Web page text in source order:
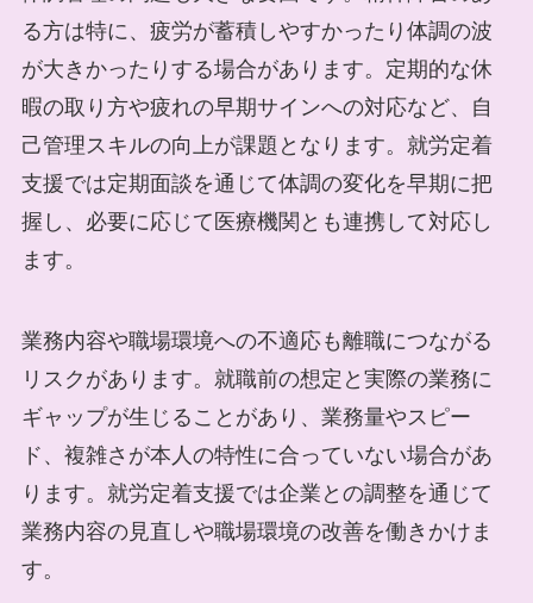
る方は特に、疲労が蓄積しやすかったり体調の波
が大きかったりする場合があります。定期的な休
暇の取り方や疲れの早期サインへの対応など、自
己管理スキルの向上が課題となります。就労定着
支援では定期面談を通じて体調の変化を早期に把
握し、必要に応じて医療機関とも連携して対応し
ます。
業務内容や職場環境への不適応も離職につながる
リスクがあります。就職前の想定と実際の業務に
ギャップが生じることがあり、業務量やスピー
ド、複雑さが本人の特性に合っていない場合があ
ります。就労定着支援では企業との調整を通じて
業務内容の見直しや職場環境の改善を働きかけま
す。